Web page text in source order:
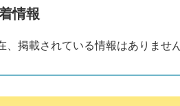
情報
、掲載されている情報はありませ